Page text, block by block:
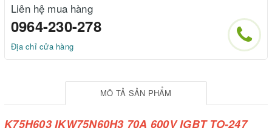
Liên hệ mua hàng
0964-230-278
Địa chỉ cửa hàng
MÔ TẢ SẢN PHẨM
K75H603 IKW75N60H3 70A 600V IGBT TO-247